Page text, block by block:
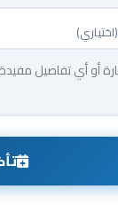
(اختياري)